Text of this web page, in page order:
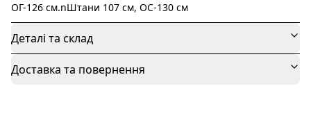
ОГ-126 см.nШтани 107 см, ОС-130 см
Деталі та склад
Доставка та повернення